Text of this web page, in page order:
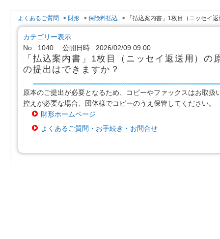
よくあるご質問 > 財形 > 保険料払込 > 「払込案内書」1枚目（ニッセイ返
カテゴリー表示
No : 1040
公開日時 : 2026/02/09 09:00
「払込案内書」1枚目（ニッセイ返送用）
の提出はできますか？
原本のご提出が必要となるため、コピーやファックスはお取扱
控えが必要な場合、団体様でコピーのうえ保管してください。
財形ホームページ
よくあるご質問・お手続き・お問合せ